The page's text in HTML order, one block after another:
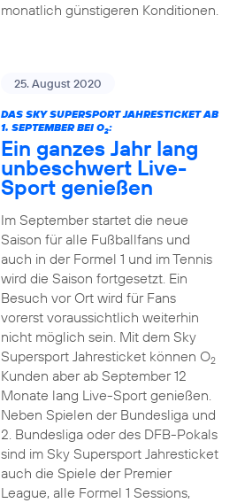
monatlich günstigeren Konditionen.
25. August 2020
DAS SKY SUPERSPORT JAHRESTICKET AB
1. SEPTEMBER BEI O2:
Ein ganzes Jahr lang
unbeschwert Live-
Sport genießen
Im September startet die neue
Saison für alle Fußballfans und
auch in der Formel 1 und im Tennis
wird die Saison fortgesetzt. Ein
Besuch vor Ort wird für Fans
vorerst voraussichtlich weiterhin
nicht möglich sein. Mit dem Sky
Supersport Jahresticket können O2
Kunden aber ab September 12
Monate lang Live-Sport genießen.
Neben Spielen der Bundesliga und
2. Bundesliga oder des DFB-Pokals
sind im Sky Supersport Jahresticket
auch die Spiele der Premier
League, alle Formel 1 Sessions,